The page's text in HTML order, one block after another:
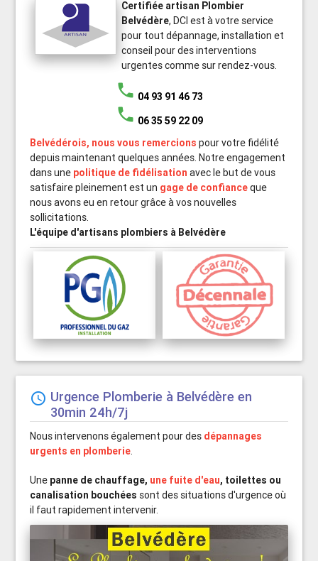
Certifiée artisan Plombier
Belvédère, DCI est à votre service
pour tout dépannage, installation et
conseil pour des interventions
urgentes comme sur rendez-vous.
phone 04 93 91 46 73
phone 06 35 59 22 09
Belvédérois, nous vous remercions pour votre fidélité
depuis maintenant quelques années. Notre engagement
dans une politique de fidélisation avec le but de vous
satisfaire pleinement est un gage de confianceque
nous avons eu en retour grâce à vos nouvelles
sollicitations.
L'équipe d'artisans plombiers à Belvédère
 Urgence Plomberie à Belvédère en
30min 24h/7j
Nous intervenons également pour des dépannages
urgents en plomberie
Une panne de chauffage, une fuite d'eau, toilettes ou
canalisation bouchées sont des situations d'urgence où
il faut rapidement intervenir.